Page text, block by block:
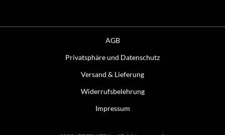
AGB
Privatsphäre und Datenschutz
Versand & Lieferung
Widerrufsbelehrung
Impressum